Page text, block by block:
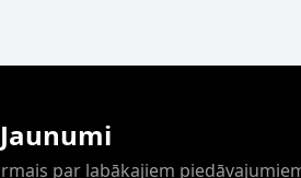
Jaunumi
par labākajiem